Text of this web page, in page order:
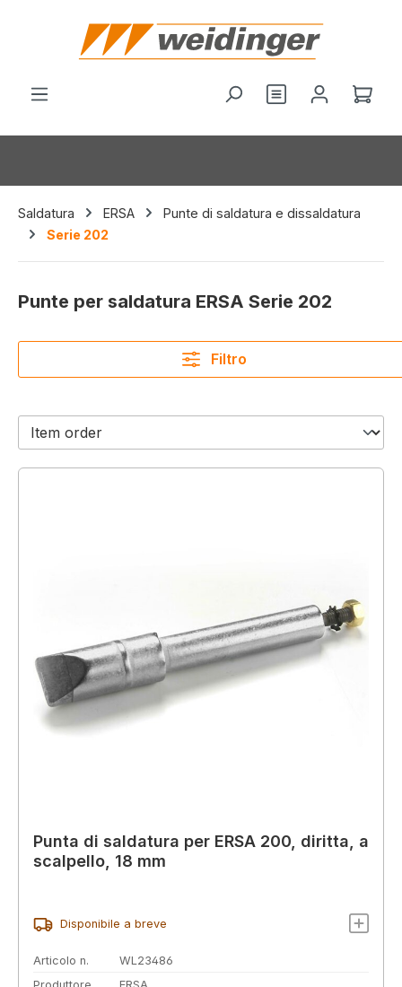
principale
Hai 0 articoliIl
Saldatura ERSA
Punte di saldatura e dissaldatura
Serie 202
Punte per saldatura ERSA Serie 202
Filtro
Punta di saldatura per ERSA 200, diritta, a
scalpello, 18 mm
Disponibile a breve
Articolo n.
WL23486